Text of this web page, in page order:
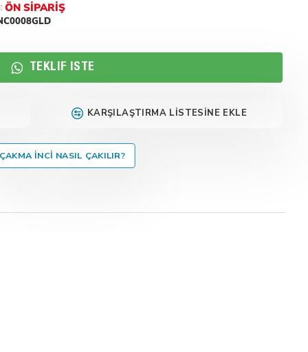
ÖN SIPARIŞ
TEKLIF İSTE
KARŞILAŞTIRMA LISTESINE EKLE
ÇAKMA İNCI NASIL ÇAKILIR?